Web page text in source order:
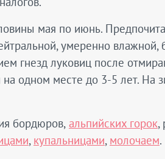
мая по июнь.
умеренно влажной,
гнезд луковиц после
одном месте до 3-5 лет. На
бордюров, альпийских горок,
, купальницами, молочаем.